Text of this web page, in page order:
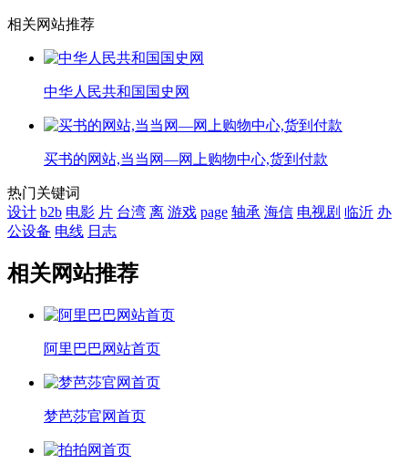
相关网站推荐
中华人民共和国国史网
买书的网站,当当网—网上购物中心,货到付款
热门关键词
设计 b2b 电影 片 台湾 离 游戏 page 轴承 海信 电视剧 临沂 办
公设备 电线 日志
相关网站推荐
阿里巴巴网站首页
梦芭莎官网首页